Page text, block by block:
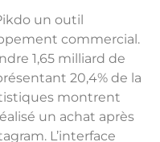
un outil
commercial.
1,65 milliard de
20,4% de la
montrent
un achat après
L’interface